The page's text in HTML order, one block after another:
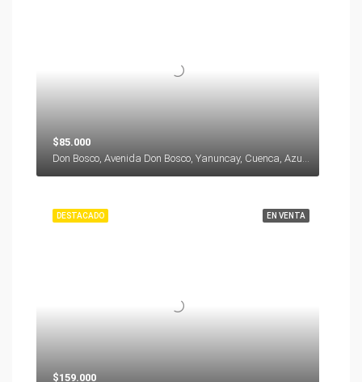
$85.000
Don Bosco, Avenida Don Bosco, Yanuncay, Cuenca, Azuay, 000000, Ecuador
EN VENTA
DESTACADO
$159.000